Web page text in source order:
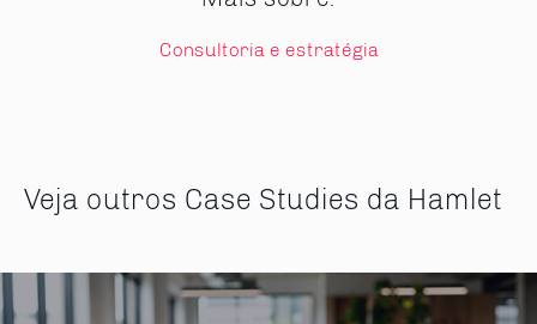
Consultoria e estratégia
Veja outros Case Studies da Hamlet